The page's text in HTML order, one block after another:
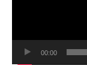
00:00